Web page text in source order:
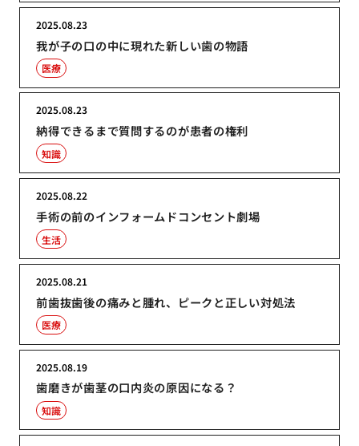
我が子の口の中に現れた新しい歯の物語
2025.08.23
医療
納得できるまで質問するのが患者の権利
2025.08.23
知識
手術の前のインフォームドコンセント劇場
2025.08.22
生活
前歯抜歯後の痛みと腫れ、ピークと正しい対処法
2025.08.21
医療
歯磨きが歯茎の口内炎の原因になる？
2025.08.19
知識